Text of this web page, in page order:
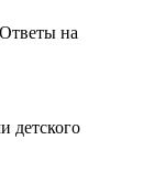
на
детского